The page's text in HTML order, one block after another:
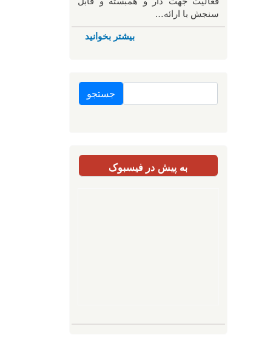
سنجش با ارائه…
بیشتر بخوانید
جستجو
به پیش در فیسبوک